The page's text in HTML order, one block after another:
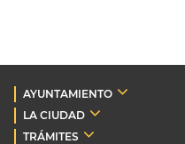
AYUNTAMIENTO
LA CIUDAD
TRÁMITES